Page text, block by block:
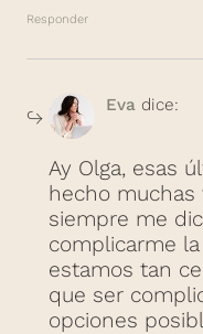
Responder
Eva dice:
Ay Olga, esas
hecho muchas
siempre me
complicarme
estamos tan
que ser
opciones